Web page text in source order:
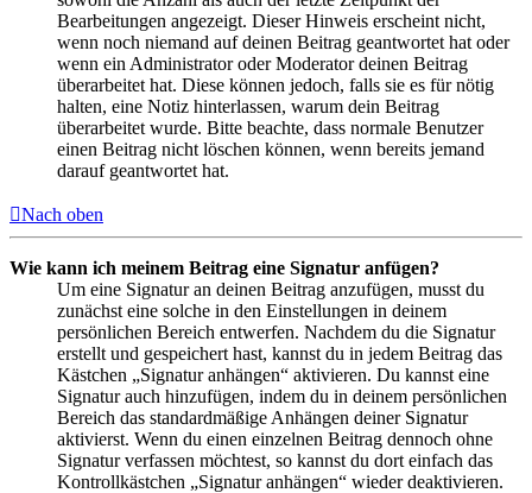
Bearbeitungen angezeigt. Dieser Hinweis erscheint nicht,
wenn noch niemand auf deinen Beitrag geantwortet hat oder
wenn ein Administrator oder Moderator deinen Beitrag
überarbeitet hat. Diese können jedoch, falls sie es für nötig
halten, eine Notiz hinterlassen, warum dein Beitrag
überarbeitet wurde. Bitte beachte, dass normale Benutzer
einen Beitrag nicht löschen können, wenn bereits jemand
darauf geantwortet hat.
Nach oben
Wie kann ich meinem Beitrag eine Signatur anfügen?
Um eine Signatur an deinen Beitrag anzufügen, musst du
zunächst eine solche in den Einstellungen in deinem
persönlichen Bereich entwerfen. Nachdem du die Signatur
erstellt und gespeichert hast, kannst du in jedem Beitrag das
Kästchen „Signatur anhängen“ aktivieren. Du kannst eine
Signatur auch hinzufügen, indem du in deinem persönlichen
Bereich das standardmäßige Anhängen deiner Signatur
aktivierst. Wenn du einen einzelnen Beitrag dennoch ohne
Signatur verfassen möchtest, so kannst du dort einfach das
Kontrollkästchen „Signatur anhängen“ wieder deaktivieren.